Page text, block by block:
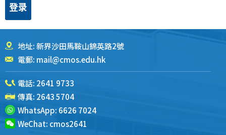
地址: 新界沙田馬鞍山錦英路2號
電郵: mail@cmos.edu.hk
電話: 2641 9733
傳真: 2643 5704
WhatsApp: 6626 7024
WeChat: cmos2641